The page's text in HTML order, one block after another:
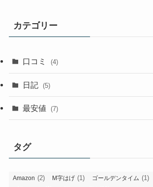
ブ
カテゴリー
口コミ (4)
日記 (5)
最安値 (7)
タグ
Amazon (2) M字はげ (1) ゴールデンタイム (1)